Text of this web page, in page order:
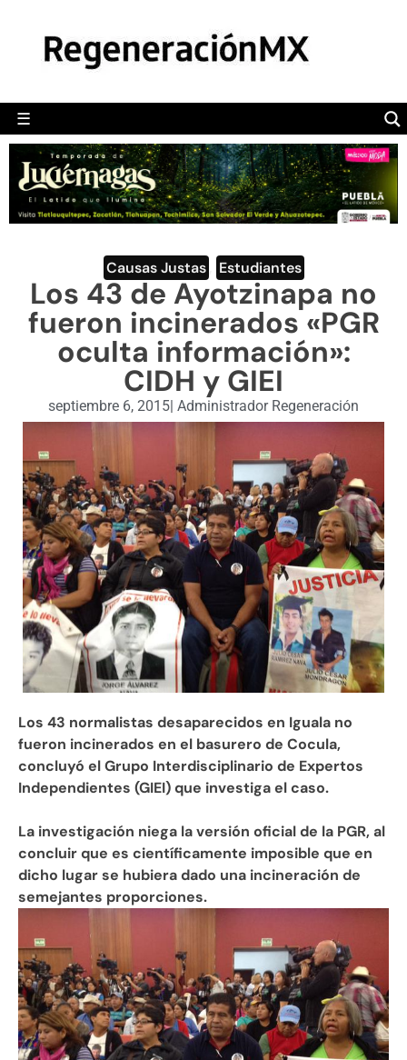
☰
POLÍTICA
CAMALEÓN
OPINIÓN
DEPORTES
ENGLISH SECTION
VIDEOS
Causas Justas Estudiantes
Los 43 de Ayotzinapa no
fueron incinerados «PGR
oculta información»:
CIDH y GIEI
septiembre 6, 2015| Administrador Regeneración
Los 43 normalistas desaparecidos en Iguala no
fueron incinerados en el basurero de Cocula,
concluyó el Grupo Interdisciplinario de Expertos
Independientes (GIEI) que investiga el caso.
La investigación niega la versión oficial de la PGR, al
concluir que es científicamente imposible que en
dicho lugar se hubiera dado una incineración de
semejantes proporciones.